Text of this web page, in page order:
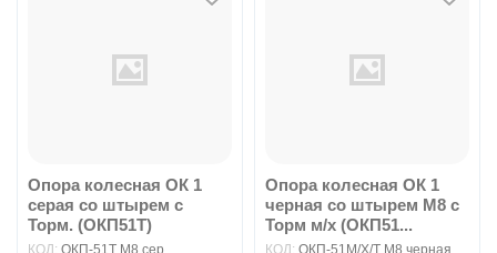
Опора колесная ОК 1
серая со штырем с
Торм. (ОКП51Т)
КОД: ОКП-51Т М8 сер
Опора колесная ОК 1
черная со штырем М8 с
Торм м/х (ОКП51...
КОД: ОКП-51М/Х/Т М8 черная